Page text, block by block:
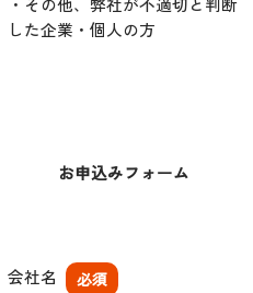
した企業・個人の方
お申込みフォーム
会社名 必須